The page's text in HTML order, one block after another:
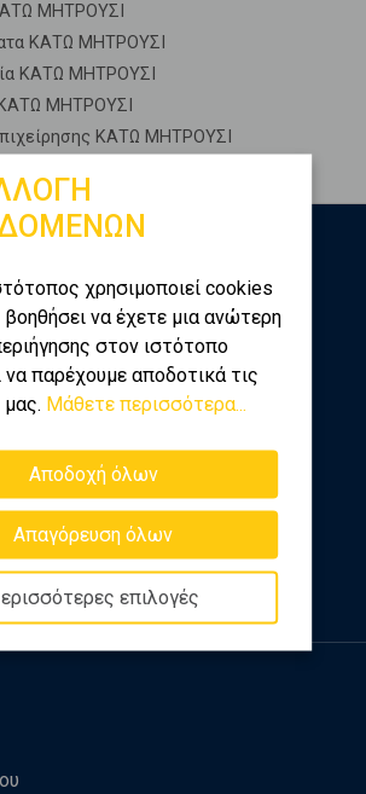
ΜΗΤΡΟΥΣΙ
ΚΑΤΩ ΜΗΤΡΟΥΣΙ
ΚΑΤΩ ΜΗΤΡΟΥΣΙ
ΜΗΤΡΟΥΣΙ
ΚΑΤΩ ΜΗΤΡΟΥΣΙ
χρησιμοποιεί cookies
βοηθήσει να έχετε μια ανώτερη
στον ιστότοπο
παρέχουμε αποδοτικά τις
μας. Μάθετε περισσότερα...
Αποδοχή όλων
Απαγόρευση όλων
επιλογές
της Golden Home για νέα
και διάφορα θέματα της αγοράς
Εγγραφή
Ακολουθήστε μας